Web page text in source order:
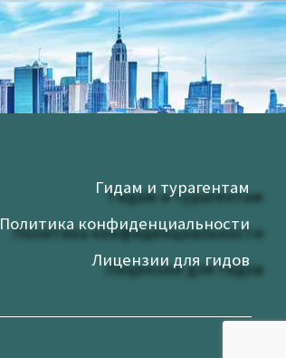
Гидам и турагентам
Политика конфиденциальности
Лицензии для гидов